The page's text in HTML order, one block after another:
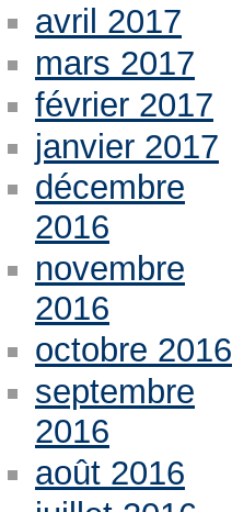
avril 2017
mars 2017
février 2017
janvier 2017
décembre
2016
novembre
2016
octobre 2016
septembre
2016
août 2016